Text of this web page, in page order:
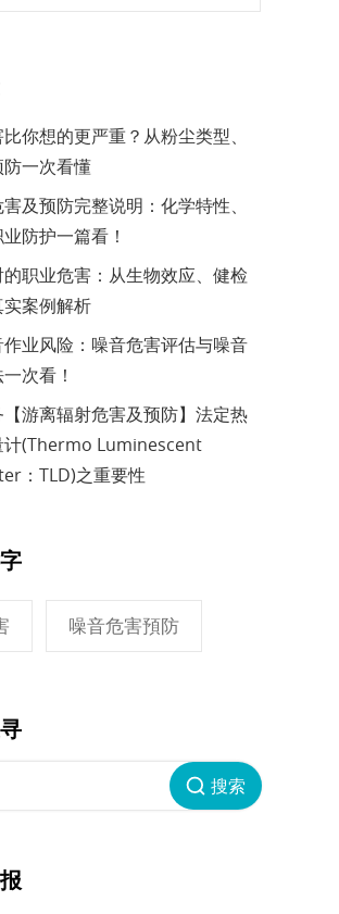
你想的更严重？从粉尘类型、
一次看懂
及预防完整说明：化学特性、
防护一篇看！
职业危害：从生物效应、健检
案例解析
业风险：噪音危害评估与噪音
次看！
游离辐射危害及预防】法定热
计(Thermo Luminescent
：TLD)之重要性
噪音危害預防
搜索